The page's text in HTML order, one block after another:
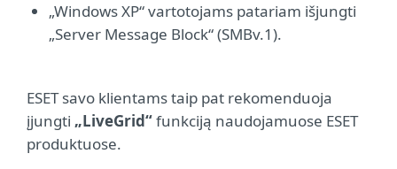
„Windows XP“ vartotojams patariam išjungti
„Server Message Block“ (SMBv.1).
ESET savo klientams taip pat rekomenduoja
įjungti „LiveGrid“funkciją naudojamuose ESET
produktuose.